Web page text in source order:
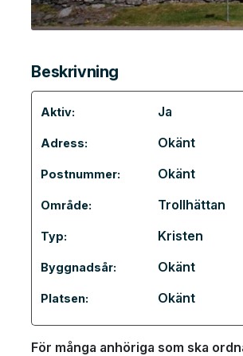
Beskrivning
Aktiv: Ja
Adress: Okänt
Postnummer: Okänt
Område: Trollhättan
Typ: Kristen
Byggnadsår: Okänt
Platsen: Okänt
För många anhöriga som ska